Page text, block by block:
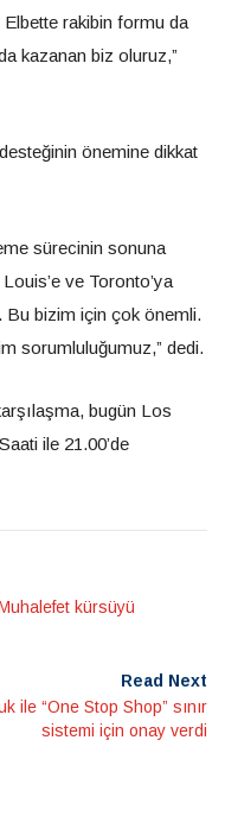
rakibin formu da
kazanan biz oluruz,”
önemine dikkat
sürecinin sonuna
ve Toronto’ya
Bu bizim için çok önemli.
sorumluluğumuz,” dedi.
bugün Los
ile 21.00’de
kürsüyü
Read Next
ile “One Stop Shop” sınır
sistemi için onay verdi